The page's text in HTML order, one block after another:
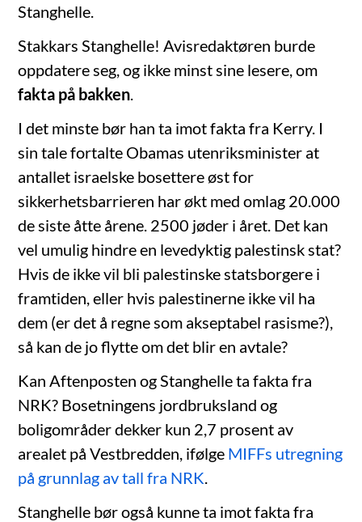
Stanghelle.
Stakkars Stanghelle! Avisredaktøren burde
oppdatere seg, og ikke minst sine lesere, om
fakta på bakken
I det minste bør han ta imot fakta fra Kerry. I
sin tale fortalte Obamas utenriksminister at
antallet israelske bosettere øst for
sikkerhetsbarrieren har økt med omlag 20.000
de siste åtte årene. 2500 jøder i året. Det kan
vel umulig hindre en levedyktig palestinsk stat?
Hvis de ikke vil bli palestinske statsborgere i
framtiden, eller hvis palestinerne ikke vil ha
dem (er det å regne som akseptabel rasisme?),
så kan de jo flytte om det blir en avtale?
Kan Aftenposten og Stanghelle ta fakta fra
NRK? Bosetningens jordbruksland og
boligområder dekker kun 2,7 prosent av
arealet på Vestbredden, ifølge MIFFs utregning
på grunnlag av tall fra NRK
Stanghelle bør også kunne ta imot fakta fra